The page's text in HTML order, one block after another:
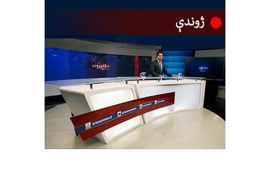
لېږدول شوي؛ خو د هغوی د روغتیايي وضعیت په اړه نور جزئیات ورکړ شوي نه‌دي.
له پېښې وروسته پولیسو د پېښې ځای ته غځېدلې لارې او نږدې یو پل په لنډمهاله
توګه تړلي او د ډزو په اړه څېړنې اوس هم روانې دي.